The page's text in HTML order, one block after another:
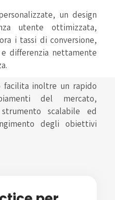
un design
utente ottimizzata,
i tassi di conversione,
differenzia nettamente
facilita inoltre un rapido
del mercato,
scalabile ed
degli obiettivi